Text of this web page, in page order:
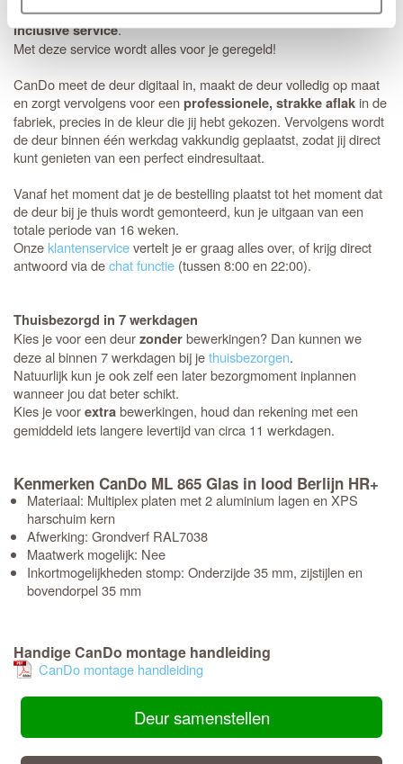
Berlijn HR+ deur te bestellen in combinatie met deCanDo All-
inclusive service.
Met deze service wordt alles voor je geregeld!
CanDo meet de deur digitaal in, maakt de deur volledig op maat
en zorgt vervolgens voor een professionele, strakke aflakin de
fabriek, precies in de kleur die jij hebt gekozen. Vervolgens wordt
de deur binnen één werkdag vakkundig geplaatst, zodat jij direct
kunt genieten van een perfect eindresultaat.
Vanaf het moment dat je de bestelling plaatst tot het moment dat
de deur bij je thuis wordt gemonteerd, kun je uitgaan van een
totale periode van 16 weken.
Onzeklantenservicevertelt je er graag alles over, of krijg direct
antwoord via dechat functie (tussen 8:00 en 22:00).
Thuisbezorgd in 7 werkdagen
Kies je voor een deurzonderbewerkingen? Dan kunnen we
deze al binnen 7 werkdagen bij jethuisbezorgen.
Natuurlijk kun je ook zelf een later bezorgmoment inplannen
wanneer jou dat beter schikt.
Kies je voorextrabewerkingen, houd dan rekening met een
gemiddeld iets langere levertijd van circa 11 werkdagen.
Kenmerken CanDo ML 865 Glas in lood Berlijn HR+
Materiaal: Multiplex platen met 2 aluminium lagen en XPS
harschuim kern
Afwerking: Grondverf RAL7038
Maatwerk mogelijk: Nee
Inkortmogelijkheden stomp: Onderzijde 35 mm, zijstijlen en
bovendorpel 35 mm
Handige CanDo montage handleiding
CanDo montage handleiding
Deur samenstellen